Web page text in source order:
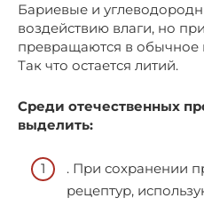
Бариевые и
воздействию влаги, но
превращаются в обычное
Так что остается литий.
Среди отечественных
выделить:
. При сохранении
рецептур,